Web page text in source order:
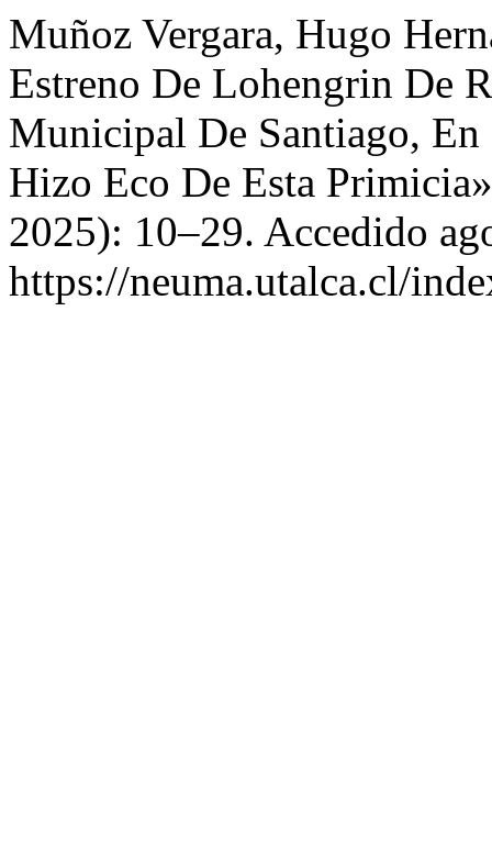
Muñoz Vergara, Hugo
Estreno De Lohengrin De
Municipal De Santiago, En
Hizo Eco De Esta
2025): 10–29. Accedido
https://neuma.utalca.cl/